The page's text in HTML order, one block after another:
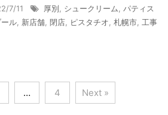
7/11 厚別, シュークリーム, パティス
ール, 新店舗, 閉店, ピスタチオ, 札幌市, 工事
… 4 Next »